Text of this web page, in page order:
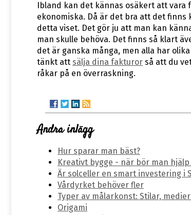
Ibland kan det kännas osäkert att
ekonomiska. Då är det bra att det
detta viset. Det gör ju att man kan
man skulle behöva. Det finns så klart
det är ganska många, men alla har
tänkt att sälja dina fakturor så att du
råkar på en överraskning.
Andra inlägg
Hur sparar man bäst?
Kreativt bygge - när bör man
Är solceller en smart investering i
Vårdyrket behöver fler
Typer av målarkonst: Stilar,
Origami